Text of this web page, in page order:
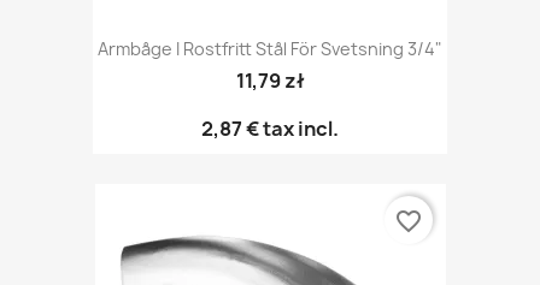
Armbåge I Rostfritt Stål För Svetsning 3/4"
11,79 zł
2,87 €tax incl.
favorite_border